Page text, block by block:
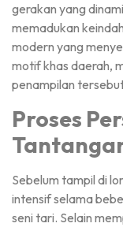
gerakan yang
memadukan
modern yang
motif khas daerah,
penampilan
Proses
Sebelum tampil di
intensif selama
seni tari. Selain